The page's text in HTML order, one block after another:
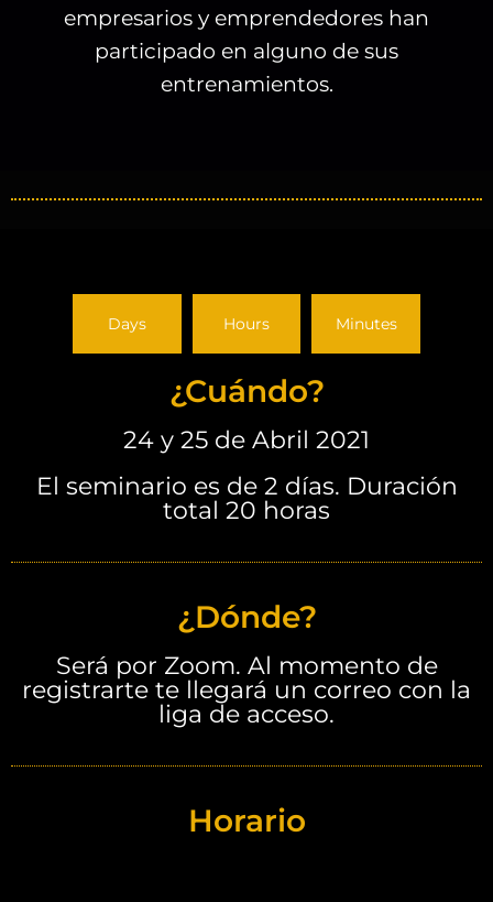
empresarios y emprendedores han
participado en alguno de sus
entrenamientos.
Days Hours Minutes
¿Cuándo?
24 y 25 de Abril 2021
El seminario es de 2 días. Duración
total 20 horas
¿Dónde?
Será por Zoom. Al momento de
registrarte te llegará un correo con la
liga de acceso.
Horario